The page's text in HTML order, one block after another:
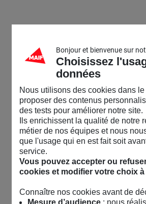
Bonjour et bienvenue sur
Choisissez
données
Nous utilisons des cookies dans
proposer des contenus
des tests pour améliorer notre site.
Ils enrichissent la qualité de notre
métier de nos équipes et nous
que l'usage qui en est fait soit
service.
Vous pouvez accepter ou
cookies et modifier votre choix
Connaître nos cookies avant de
Mesure d’audience: nous